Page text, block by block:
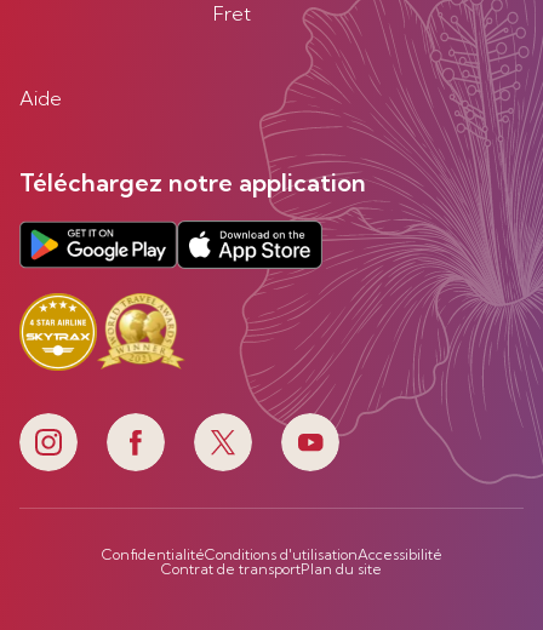
Fret
Aide
Téléchargez notre application
ConfidentialitéConditions d'utilisationAccessibilité
Contrat de transportPlan du site